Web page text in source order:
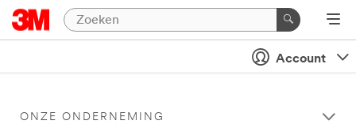
Account
ONZE ONDERNEMING